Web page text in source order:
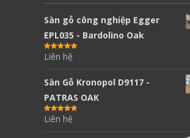
Sàn gỗ công nghiệp Egger
EPL035 - Bardolino Oak
Được xếp
hạng 5.00 5
Liên hệ
Sàn Gỗ Kronopol D9117 -
PATRAS OAK
Được xếp
hạng 5.00 5
Liên hệ